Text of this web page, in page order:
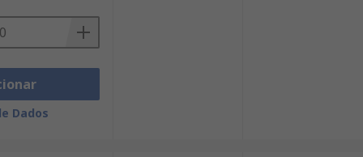
Dados